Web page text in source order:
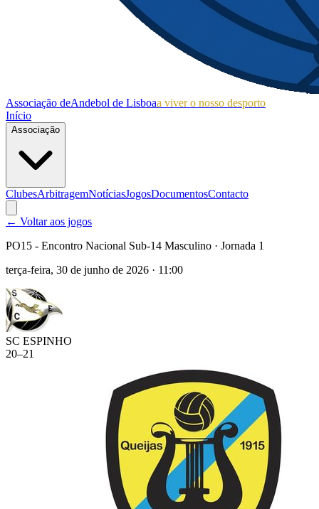
Associação deAndebol de Lisboaa viver o nosso desporto
Início
Associação
ClubesArbitragemNotíciasJogosDocumentosContacto
← Voltar aos jogos
PO15 - Encontro Nacional Sub-14 Masculino · Jornada 1
terça-feira, 30 de junho de 2026 · 11:00
SC ESPINHO
20–21